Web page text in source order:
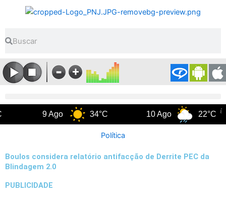
conteúdo
34°C 22°C
Política
Boulos considera relatório antifacção de Derrite PEC da
Blindagem 2.0
PUBLICIDADE